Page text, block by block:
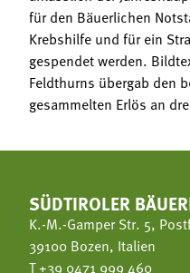
für den Bäuerlichen
Krebshilfe und für ein
gespendet werden.
Feldthurns übergab den
gesammelten Erlös an
SÜDTIROLER
K.-M.-Gamper Str. 5,
39100 Bozen, Italien
T+39 0471 999 460